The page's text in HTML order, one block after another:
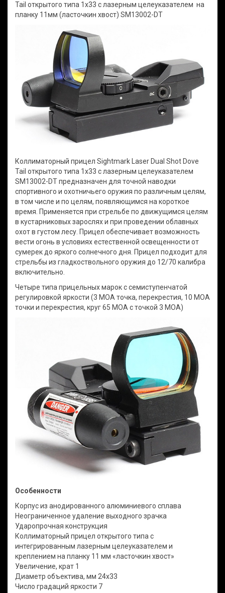
Tail открытого типа 1х33 с лазерным целеуказателем на
планку 11мм (ласточкин хвост) SM13002-DT
Коллиматорный прицел Sightmark Laser Dual Shot Dove
Tail открытого типа 1х33 с лазерным целеуказателем
SM13002-DT предназначен для точной наводки
спортивного и охотничьего оружия по различным целям,
в том числе и по целям, появляющимся на короткое
время. Применяется при стрельбе по движущимся целям
в кустарниковых зарослях и при проведении облавных
охот в густом лесу. Прицел обеспечивает возможность
вести огонь в условиях естественной освещенности от
сумерек до яркого солнечного дня. Прицел подходит для
стрельбы из гладкоствольного оружия до 12/70 калибра
включительно.
Четыре типа прицельных марок с семиступенчатой
регулировкой яркости (3 МОА точка, перекрестия, 10 МОА
точки и перекрестия, круг 65 МОА с точкой 3 МОА)
Особенности
Корпус из анодированного алюминиевого сплава
Неограниченное удаление выходного зрачка
Ударопрочная конструкция
Коллиматорный прицел открытого типа с
интегрированным лазерным целеуказателем и
креплением на планку 11 мм «ласточкин хвост»
Увеличение, крат 1
Диаметр объектива, мм 24х33
Число градаций яркости 7